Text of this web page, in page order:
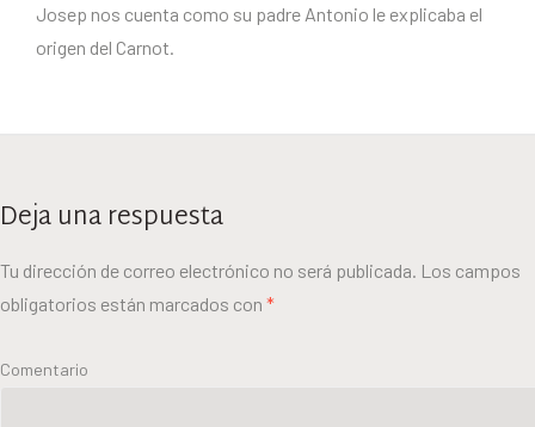
Josep nos cuenta como su padre Antonio le explicaba el
origen del Carnot.
Deja una respuesta
Tu dirección de correo electrónico no será publicada. Los campos
obligatorios están marcados con *
Comentario